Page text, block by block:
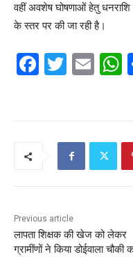
वहीं अवशेष घोषणाओं हेतु धनराशि
के स्तर पर की जा रही है।
F
k
T
E
Previous article
लापता शिक्षक की खेज को लेकर
ग्रामींणों ने किया डोईवाला चौकी